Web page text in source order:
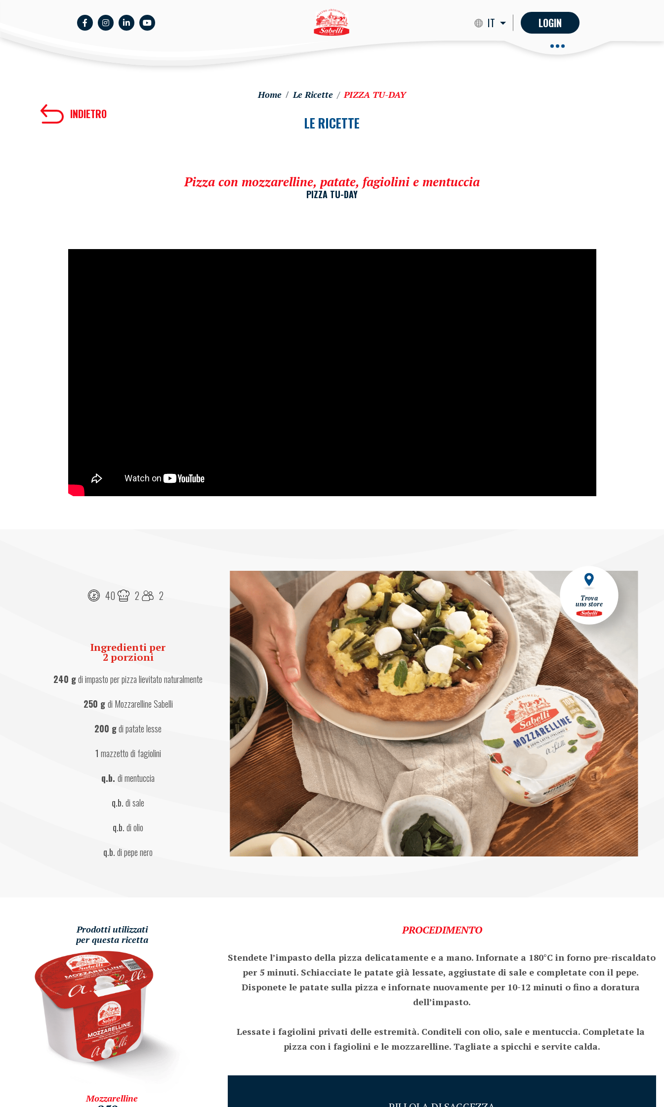
IT LOGIN
Trova
uno store
Home Le Ricette PIZZA TU-DAY
INDIETRO LE RICETTE
Pizza con mozzarelline, patate, fagiolini e mentuccia
PIZZA TU-DAY
40 2 2
Ingredienti per
2 porzioni
240 g di impasto per pizza lievitato naturalmente
250 g di Mozzarelline Sabelli
200 g di patate lesse
1 mazzetto di fagiolini
q.b. di mentuccia
q.b. di sale
q.b. di olio
q.b. di pepe nero
Prodotti utilizzati
per questa ricetta
Mozzarelline
PROCEDIMENTO
Stendete l’impasto della pizza delicatamente e a mano. Infornate a 180°C in forno pre-riscaldato
per 5 minuti. Schiacciate le patate già lessate, aggiustate di sale e completate con il pepe.
Disponete le patate sulla pizza e infornate nuovamente per 10-12 minuti o fino a doratura
dell’impasto.
Lessate i fagiolini privati delle estremità. Conditeli con olio, sale e mentuccia. Completate la
pizza con i fagiolini e le mozzarelline. Tagliate a spicchi e servite calda.